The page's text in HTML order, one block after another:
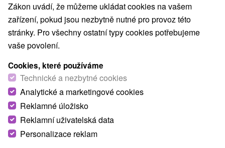
Zákon uvádí, že můžeme ukládat cookies na vašem
zařízení, pokud jsou nezbytně nutné pro provoz této
stránky. Pro všechny ostatní typy cookies potřebujeme
vaše povolení.
Cookies, které používáme
Technické a nezbytné cookies
Analytické a marketingové cookies
Reklamné úložisko
Reklamní uživatelská data
Personalizace reklam